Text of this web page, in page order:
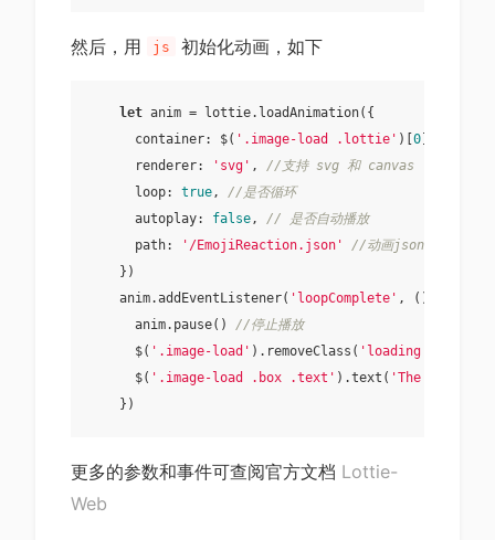
然后，用 js 初始化动画，如下
let anim = lottie.loadAnimation({
container: $( '.image-load .lottie' )[0],
      renderer:
'svg' , //支持 svg 和 canvas
      loop:
true , //是否循环
      autoplay:
false , // 是否自动播放
      path:
'/EmojiReaction.json'
//动画json文件的位置
    })
    anim.addEventListener(
'loopComplete' , () => {
      anim.pause()
//停止播放
      $(
'.image-load' ).removeClass( 'loading'
      $(
'.image-load .box .text' ).text( 'The picture
更多的参数和事件可查阅官方文档 Lottie-
Web